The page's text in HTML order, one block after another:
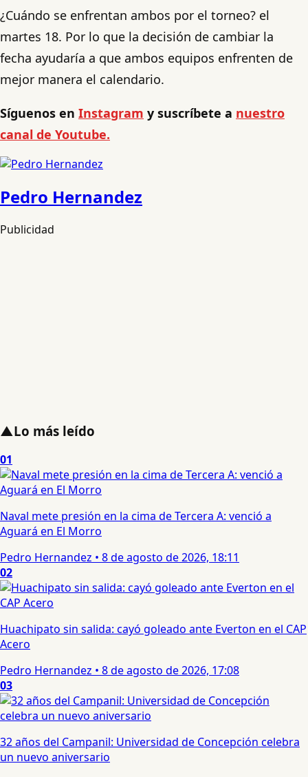
¿Cuándo se enfrentan ambos por el torneo? el
martes 18. Por lo que la decisión de cambiar la
fecha ayudaría a que ambos equipos enfrenten de
mejor manera el calendario.
Síguenos en Instagram y suscríbete a nuestro
canal de Youtube.
Pedro Hernandez
Publicidad
▲Lo más leído
01
Naval mete presión en la cima de Tercera A: venció a
Aguará en El Morro
Pedro Hernandez • 8 de agosto de 2026, 18:11
02
Huachipato sin salida: cayó goleado ante Everton en el CAP
Acero
Pedro Hernandez • 8 de agosto de 2026, 17:08
03
32 años del Campanil: Universidad de Concepción celebra
un nuevo aniversario